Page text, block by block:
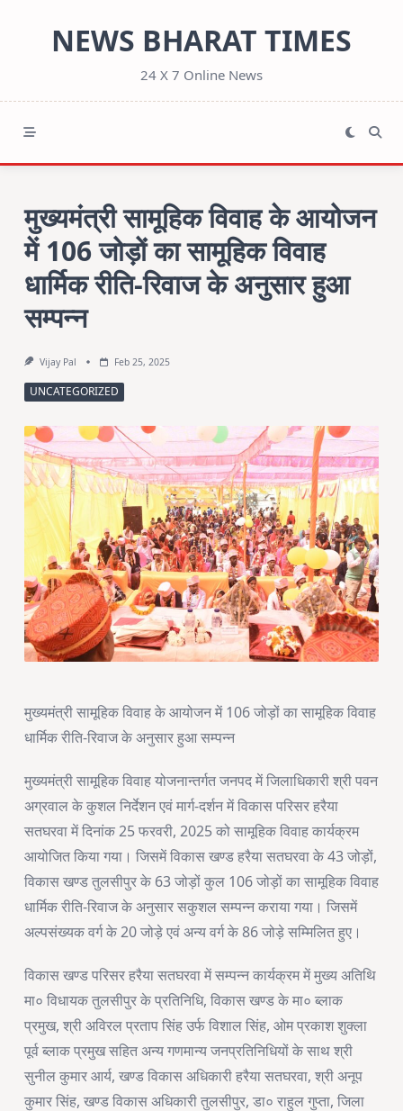
NEWS BHARAT TIMES
24 X 7 Online News
मुख्यमंत्री सामूहिक विवाह के आयोजन
में 106 जोड़ों का सामूहिक विवाह
धार्मिक रीति-रिवाज के अनुसार हुआ
सम्पन्न
Vijay Pal Feb 25, 2025
UNCATEGORIZED
मुख्यमंत्री सामूहिक विवाह के आयोजन में 106 जोड़ों का सामूहिक विवाह
धार्मिक रीति-रिवाज के अनुसार हुआ सम्पन्न
मुख्यमंत्री सामूहिक विवाह योजनान्तर्गत जनपद में जिलाधिकारी श्री पवन
अग्रवाल के कुशल निर्देशन एवं मार्ग-दर्शन में विकास परिसर हरैया
सतघरवा में दिनांक 25 फरवरी, 2025 को सामूहिक विवाह कार्यक्रम
आयोजित किया गया। जिसमें विकास खण्ड हरैया सतघरवा के 43 जोड़ों,
विकास खण्ड तुलसीपुर के 63 जोड़ों कुल 106 जोड़ों का सामूहिक विवाह
धार्मिक रीति-रिवाज के अनुसार सकुशल सम्पन्न कराया गया। जिसमें
अल्पसंख्यक वर्ग के 20 जोड़े एवं अन्य वर्ग के 86 जोड़े सम्मिलित हुए।
विकास खण्ड परिसर हरैया सतघरवा में सम्पन्न कार्यक्रम में मुख्य अतिथि
मा० विधायक तुलसीपुर के प्रतिनिधि, विकास खण्ड के मा० ब्लाक
प्रमुख, श्री अविरल प्रताप सिंह उर्फ विशाल सिंह, ओम प्रकाश शुक्ला
पूर्व ब्लाक प्रमुख सहित अन्य गणमान्य जनप्रतिनिधियों के साथ श्री
सुनील कुमार आर्य, खण्ड विकास अधिकारी हरैया सतघरवा, श्री अनूप
कुमार सिंह, खण्ड विकास अधिकारी तुलसीपुर, डा० राहुल गुप्ता, जिला